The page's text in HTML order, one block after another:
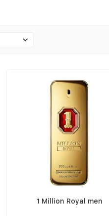
1 Million Royal men